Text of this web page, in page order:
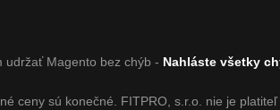
udržať Magento bez chýb - Nahláste všetky
ceny sú konečné. FITPRO, s.r.o. nie je platiteľ